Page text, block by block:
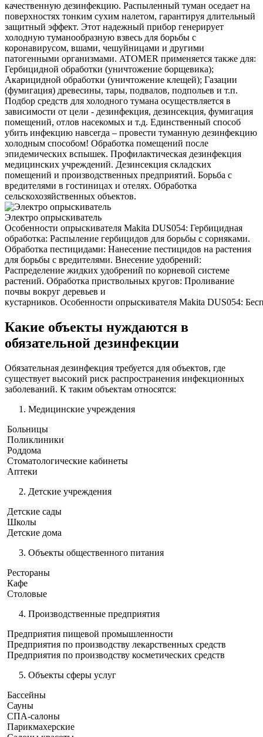
качественную дезинфекцию. Распыленный туман оседает на
поверхностях тонким сухим налетом, гарантируя длительный
защитный эффект. Этот надежный прибор генерирует
холодную туманообразную взвесь для борьбы с
коронавирусом, вшами, чешуйницами и другими
патогенными организмами. ATOMER применяется также для:
Гербицидной обработки (уничтожение борщевика);
Акарицидной обработки (уничтожение клещей); Газации
(фумигация) древесины, тары, подвалов, подпольев и т.п.
Подбор средств для холодного тумана осуществляется в
зависимости от цели - дезинфекция, дезинсекция, фумигация
помещений, отлов насекомых и т.д. Единственный способ
убить инфекцию навсегда – провести туманную дезинфекцию
холодным способом! Обработка помещений после
эпидемических вспышек. Профилактическая дезинфекция
медицинских учреждений. Дезинсекция складских
помещений и производственных предприятий. Борьба с
вредителями в гостиницах и отелях. Обработка
сельскохозяйственных объектов.
Электро опрыскиватель
Особенности опрыскивателя Makita DUS054: Гербицидная
обработка: Распыление гербицидов для борьбы с сорняками.
Обработка пестицидами: Нанесение пестицидов на растения
для борьбы с вредителями. Внесение удобрений:
Распределение жидких удобрений по корневой системе
растений. Обработка приствольных кругов: Проливание
почвы вокруг деревьев и
кустарников. Особенности опрыскивателя Makita DUS054:
Какие объекты нуждаются в
обязательной дезинфекции
Обязательная дезинфекция требуется для объектов, где
существует высокий риск распространения инфекционных
заболеваний. К таким объектам относятся:
Медицинские учреждения
Больницы
Поликлиники
Роддома
Стоматологические кабинеты
Аптеки
Детские учреждения
Детские сады
Школы
Детские дома
Объекты общественного питания
Рестораны
Кафе
Столовые
Производственные предприятия
Предприятия пищевой промышленности
Предприятия по производству лекарственных средств
Предприятия по производству косметических средств
Объекты сферы услуг
Бассейны
Сауны
СПА-салоны
Парикмахерские